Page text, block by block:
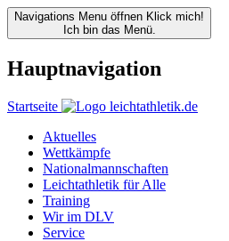
Navigations Menu öffnen Klick mich!
Ich bin das Menü.
Hauptnavigation
Startseite
Aktuelles
Wettkämpfe
Nationalmannschaften
Leichtathletik für Alle
Training
Wir im DLV
Service